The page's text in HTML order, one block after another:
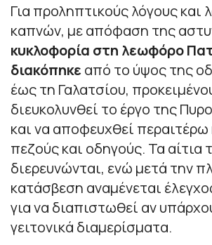
Για προληπτικούς λόγους και
καπνών, με απόφαση της
κυκλοφορία στη λεωφόρο
διακόπηκεαπό το ύψος της
έως τη Γαλατσίου,
διευκολυνθεί το έργο της
και να αποφευχθεί περαιτέρω
πεζούς και οδηγούς. Τα αίτια
διερευνώνται, ενώ μετά την
κατάσβεση αναμένεται
για να διαπιστωθεί αν
γειτονικά διαμερίσματα.